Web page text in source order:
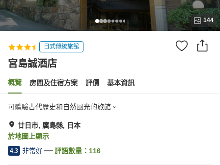
144
日式傳統旅館
宮島誠酒店
概覽 房間及住宿方案 評價 基本資訊
可體驗古代歷史和自然風光的旅館。
廿日市, 廣島縣, 日本
於地圖上顯示
4.3 非常好 評語數量： 116